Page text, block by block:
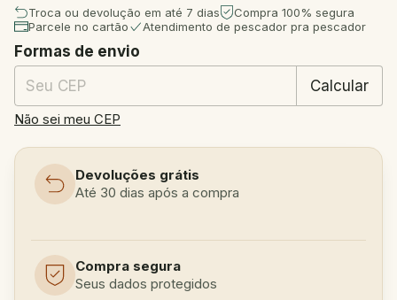
Troca ou devolução em até 7 dias
Compra 100% segura
Parcele no cartão
Atendimento de pescador pra pescador
Entregas para o CEP:
Formas de envio
Calcular
Não sei meu CEP
Devoluções grátis
Até 30 dias após a compra
Compra segura
Seus dados protegidos